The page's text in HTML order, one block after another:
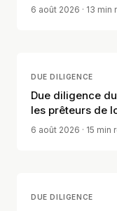
6 août 2026 · 13 min
DUE DILIGENCE
Due diligence
les prêteurs de
6 août 2026 · 15 min
DUE DILIGENCE